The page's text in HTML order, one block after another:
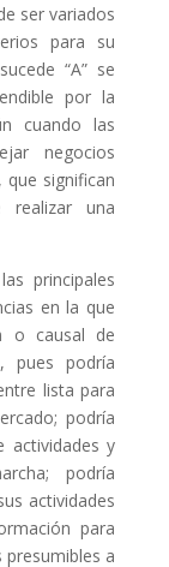
ser variados
para su
“A” se
por la
cuando las
negocios
significan
una
principales
en la que
o causal de
pues podría
lista para
podría
actividades y
podría
actividades
para
a